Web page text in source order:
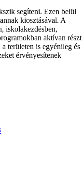
segíteni. Ezen belül
kiosztásával. A
iskolakezdésben,
aktívan részt
területen is egyénileg és
érvényesítenek